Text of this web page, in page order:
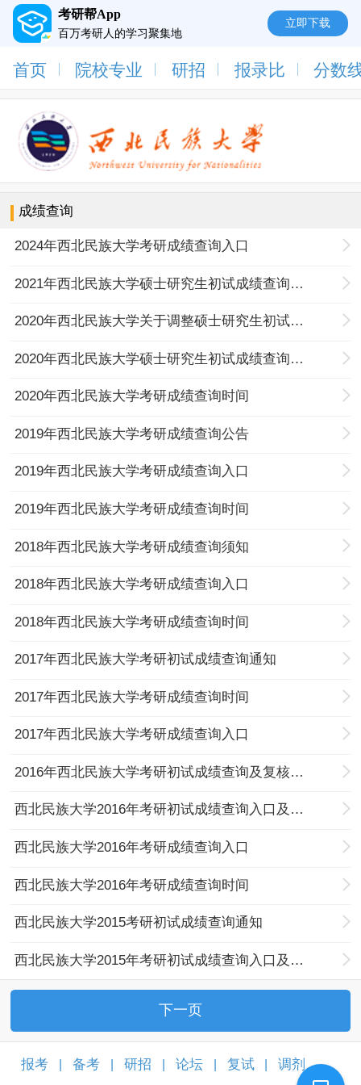
考研帮App
百万考研人的学习聚集地
立即下载
首页 院校专业 研招 报录比 分数
成绩查询
2024年西北民族大学考研成绩查询入口
2021年西北民族大学硕士研究生初试成绩查询公告
2020年西北民族大学关于调整硕士研究生初试成绩查询时间的公告
2020年西北民族大学硕士研究生初试成绩查询公告
2020年西北民族大学考研成绩查询时间
2019年西北民族大学考研成绩查询公告
2019年西北民族大学考研成绩查询入口
2019年西北民族大学考研成绩查询时间
2018年西北民族大学考研成绩查询须知
2018年西北民族大学考研成绩查询入口
2018年西北民族大学考研成绩查询时间
2017年西北民族大学考研初试成绩查询通知
2017年西北民族大学考研成绩查询时间
2017年西北民族大学考研成绩查询入口
2016年西北民族大学考研初试成绩查询及复核通知
西北民族大学2016年考研初试成绩查询入口及历年分数线
西北民族大学2016年考研成绩查询入口
西北民族大学2016年考研成绩查询时间
西北民族大学2015考研初试成绩查询通知
西北民族大学2015年考研初试成绩查询入口及历年分数线
下一页
报考 备考 研招 论坛 复试 调剂